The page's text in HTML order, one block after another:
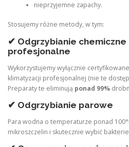
nieprzyjemne zapachy.
Stosujemy różne metody, w tym:
✔ Odgrzybianie
profesjonalne
Wykorzystujemy wyłącznie
klimatyzacji profesjonalnej (nie te
Preparaty te eliminują ponad 99%
✔ Odgrzybianie parowe
Para wodna o temperaturze ponad
mikroszczelin i skutecznie wybić